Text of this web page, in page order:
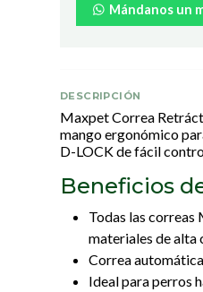
Mándanos un
DESCRIPCIÓN
Maxpet Correa
mango ergonómico
D-LOCK de fácil
Beneficios
Todas las correas
materiales de alta
Correa
Ideal para perros